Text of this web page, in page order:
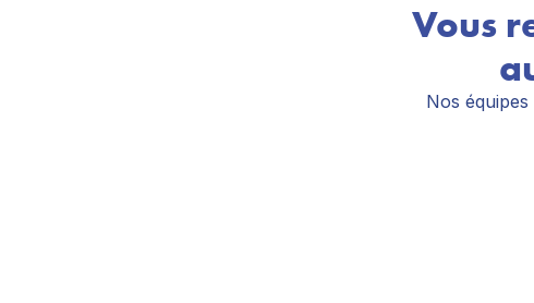
Vous
Nos